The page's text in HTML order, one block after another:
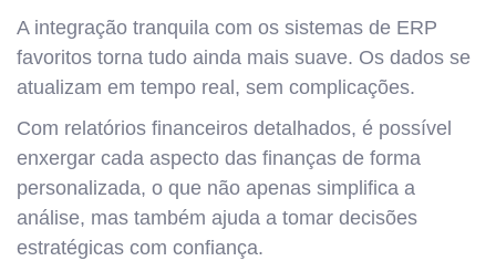
A integração tranquila com os sistemas de ERP
favoritos torna tudo ainda mais suave. Os dados se
atualizam em tempo real, sem complicações.
Com relatórios financeiros detalhados, é possível
enxergar cada aspecto das finanças de forma
personalizada, o que não apenas simplifica a
análise, mas também ajuda a tomar decisões
estratégicas com confiança.